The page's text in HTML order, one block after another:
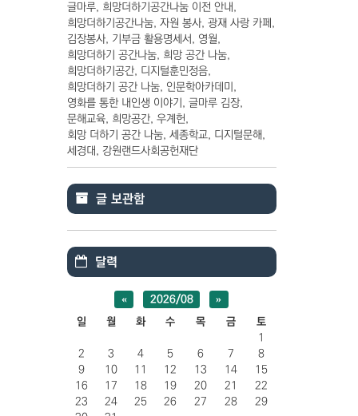
글마루 희망더하기공간나눔 이전 안내
희망더하기공간나눔 자원 봉사 광재 사랑 카페
김장봉사 기부금 활용명세서
영월
희망더하기 공간나눔 희망 공간 나눔
희망더하기공간 디지털훈민정음
희망더하기 공간 나눔 인문학아카데미
영화를 통한 내인생 이야기
글마루 김장
문해교육 희망공간 우계헌
회망 더하기 공간 나눔 세종학교 디지털문해
세경대
강원랜드사회공헌재단
글 보관함
달력
« 2026/08
»
일
월 화 수 목 금
토
1
2
3 4 5 6 7
8
9
10 11 12 13 14
15
16
17 18 19 20 21
22
23
24 25 26 27 28
29